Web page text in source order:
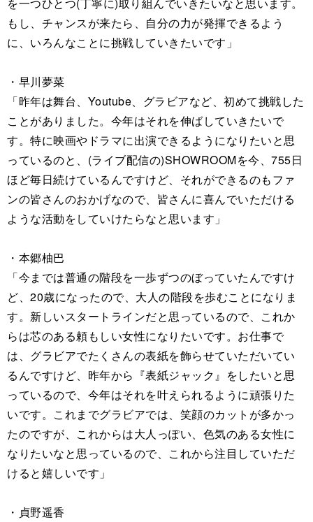
もし、チャンスが来たら、自分の力が発揮できるよう
に、いろんなことに挑戦していきたいです」
・早川夢菜
「昨年は舞台、Youtube、グラビアなど、初めて挑戦した
ことがありました。今年はそれを伸ばしていきたいで
す。特に映画やドラマに出演できるようになりたいと思
っているのと、(ライブ配信の)SHOWROOMを今、755日
ほど毎日続けているんですけど、それができるのもファ
ンの皆さんのおかげなので、皆さんに喜んでいただける
ような活動をしていけたらなと思います」
・本郷柚巴
「今までは普通の階段を一歩ずつのぼっていたんですけ
ど、20歳になったので、大人の階段を歩むことになりま
す。新しいスタートラインだと思っているので、これか
らは芯のある頼もしい女性になりたいです。お仕事で
は、グラビアでたくさんの表紙を飾らせていただいてい
るんですけど、昨年から『表紙ジャック』をしたいと思
っているので、今年はそれを叶えられるように頑張りた
いです。これまでグラビアでは、笑顔のカットが多かっ
たのですが、これからは大人っぽい、色気のある女性に
なりたいなと思っているので、これから注目していただ
けると嬉しいです」
・貞野遥香